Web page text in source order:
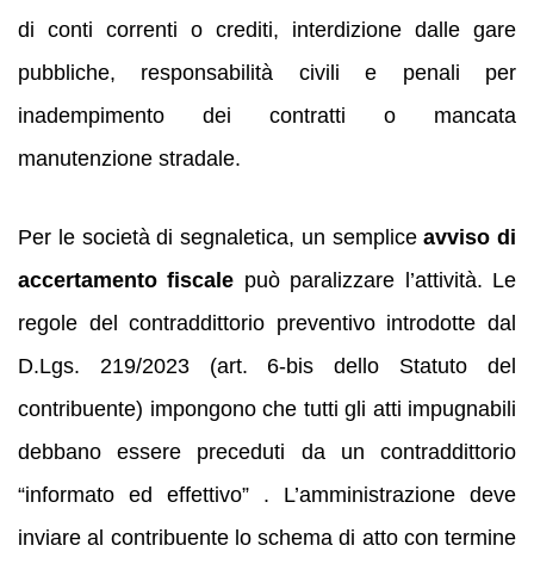
di conti correnti o crediti, interdizione dalle gare
pubbliche, responsabilità civili e penali per
inadempimento dei contratti o mancata
manutenzione stradale.
Per le società di segnaletica, un sempliceavviso di
accertamento fiscale può paralizzare l’attività. Le
regole del contraddittorio preventivo introdotte dal
D.Lgs. 219/2023 (art. 6‑bis dello Statuto del
contribuente) impongono che tutti gli atti impugnabili
debbano essere preceduti da un contraddittorio
“informato ed effettivo” . L’amministrazione deve
inviare al contribuente lo schema di atto con termine